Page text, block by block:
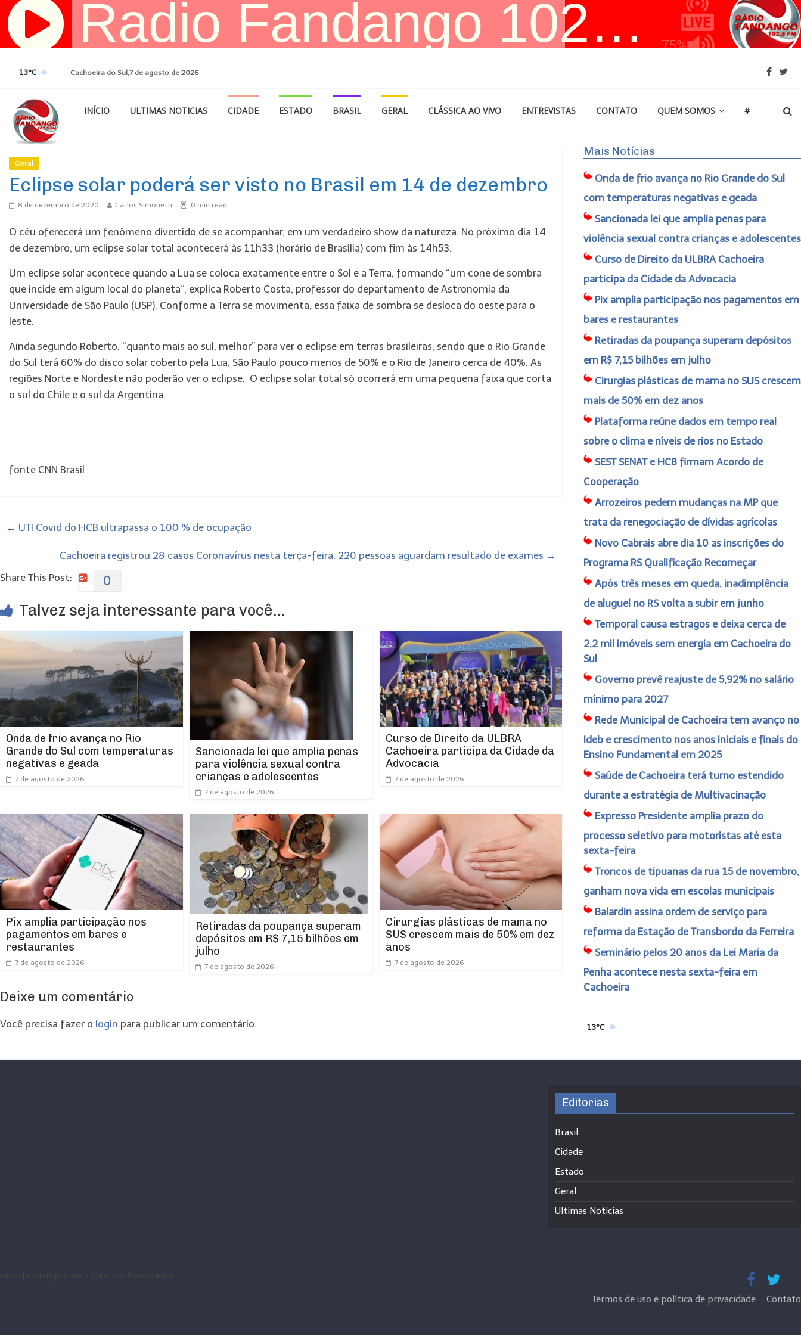
Pular
para
13°C Cachoeira do Sul,7 de agosto de 2026
INÍCIO ULTIMAS NOTICIAS CIDADE ESTADO BRASIL GERAL CLÁSSICA AO VIVO ENTREVISTAS CONTATO QUEM SOMOS #
Geral
Eclipse solar poderá ser visto no Brasil em 14 de dezembro
8 de dezembro de 2020 Carlos Simonetti 0 min read
O céu oferecerá um fenômeno divertido de se acompanhar, em um verdadeiro show da natureza. No próximo dia 14
de dezembro, um eclipse solar total acontecerá às 11h33 (horário de Brasília) com fim às 14h53.
Um eclipse solar acontece quando a Lua se coloca exatamente entre o Sol e a Terra, formando “um cone de sombra
que incide em algum local do planeta”, explica Roberto Costa, professor do departamento de Astronomia da
Universidade de São Paulo (USP). Conforme a Terra se movimenta, essa faixa de sombra se desloca do oeste para o
leste.
Ainda segundo Roberto, “quanto mais ao sul, melhor” para ver o eclipse em terras brasileiras, sendo que o Rio Grande
do Sul terá 60% do disco solar coberto pela Lua, São Paulo pouco menos de 50% e o Rio de Janeiro cerca de 40%. As
regiões Norte e Nordeste não poderão ver o eclipse. O eclipse solar total só ocorrerá em uma pequena faixa que corta
o sul do Chile e o sul da Argentina.
fonte CNN Brasil
← UTI Covid do HCB ultrapassa o 100 % de ocupação
Cachoeira registrou 28 casos Coronavírus nesta terça-feira. 220 pessoas aguardam resultado de exames →
Share This Post:
0
Talvez seja interessante para você...
Onda de frio avança no Rio
Grande do Sul com temperaturas
negativas e geada
7 de agosto de 2026
Sancionada lei que amplia penas
para violência sexual contra
crianças e adolescentes
7 de agosto de 2026
Curso de Direito da ULBRA
Cachoeira participa da Cidade da
Advocacia
7 de agosto de 2026
Pix amplia participação nos
pagamentos em bares e
restaurantes
7 de agosto de 2026
Retiradas da poupança superam
depósitos em R$ 7,15 bilhões em
julho
7 de agosto de 2026
Cirurgias plásticas de mama no
SUS crescem mais de 50% em dez
anos
7 de agosto de 2026
Deixe um comentário
Você precisa fazer o login para publicar um comentário.
Mais Notícias
Onda de frio avança no Rio Grande do Sul
com temperaturas negativas e geada
Sancionada lei que amplia penas para
violência sexual contra crianças e adolescentes
Curso de Direito da ULBRA Cachoeira
participa da Cidade da Advocacia
Pix amplia participação nos pagamentos em
bares e restaurantes
Retiradas da poupança superam depósitos
em R$ 7,15 bilhões em julho
Cirurgias plásticas de mama no SUS crescem
mais de 50% em dez anos
Plataforma reúne dados em tempo real
sobre o clima e níveis de rios no Estado
SEST SENAT e HCB firmam Acordo de
Cooperação
Arrozeiros pedem mudanças na MP que
trata da renegociação de dívidas agrícolas
Novo Cabrais abre dia 10 as inscrições do
Programa RS Qualificação Recomeçar
Após três meses em queda, inadimplência
de aluguel no RS volta a subir em junho
Temporal causa estragos e deixa cerca de
2,2 mil imóveis sem energia em Cachoeira do
Sul
Governo prevê reajuste de 5,92% no salário
mínimo para 2027
Rede Municipal de Cachoeira tem avanço no
Ideb e crescimento nos anos iniciais e finais do
Ensino Fundamental em 2025
Saúde de Cachoeira terá turno estendido
durante a estratégia de Multivacinação
Expresso Presidente amplia prazo do
processo seletivo para motoristas até esta
sexta-feira
Troncos de tipuanas da rua 15 de novembro,
ganham nova vida em escolas municipais
Balardin assina ordem de serviço para
reforma da Estação de Transbordo da Ferreira
Seminário pelos 20 anos da Lei Maria da
Penha acontece nesta sexta-feira em
Cachoeira
13°C
Editorias
Brasil
Cidade
Estado
Geral
Ultimas Noticias
Termos de uso e política de privacidade Contato